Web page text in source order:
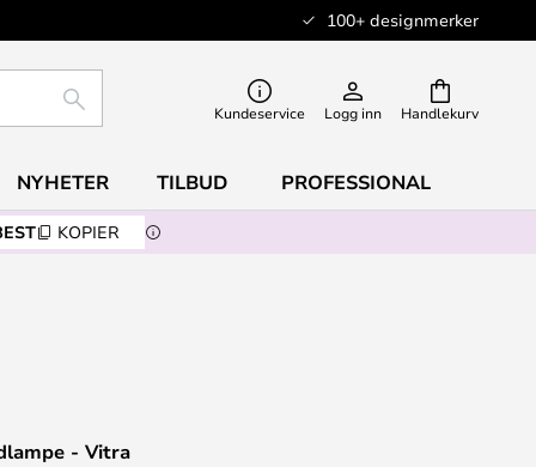
100+ designmerker
Handlekurv
SØK Kundeservice Logg inn
NYHETER TILBUD
PROFESSIONAL
KOPIER
- Vitra